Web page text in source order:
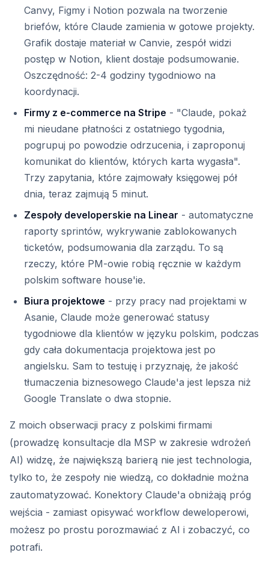
Canvy, Figmy i Notion pozwala na tworzenie
briefów, które Claude zamienia w gotowe projekty.
Grafik dostaje materiał w Canvie, zespół widzi
postęp w Notion, klient dostaje podsumowanie.
Oszczędność: 2-4 godziny tygodniowo na
koordynacji.
Firmy z e-commerce na Stripe - "Claude, pokaż
mi nieudane płatności z ostatniego tygodnia,
pogrupuj po powodzie odrzucenia, i zaproponuj
komunikat do klientów, których karta wygasła".
Trzy zapytania, które zajmowały księgowej pół
dnia, teraz zajmują 5 minut.
Zespoły developerskie na Linear - automatyczne
raporty sprintów, wykrywanie zablokowanych
ticketów, podsumowania dla zarządu. To są
rzeczy, które PM-owie robią ręcznie w każdym
polskim software house'ie.
Biura projektowe - przy pracy nad projektami w
Asanie, Claude może generować statusy
tygodniowe dla klientów w języku polskim, podczas
gdy cała dokumentacja projektowa jest po
angielsku. Sam to testuję i przyznaję, że jakość
tłumaczenia biznesowego Claude'a jest lepsza niż
Google Translate o dwa stopnie.
Z moich obserwacji pracy z polskimi firmami
(prowadzę konsultacje dla MSP w zakresie wdrożeń
AI) widzę, że największą barierą nie jest technologia,
tylko to, że zespoły nie wiedzą, co dokładnie można
zautomatyzować. Konektory Claude'a obniżają próg
wejścia - zamiast opisywać workflow deweloperowi,
możesz po prostu porozmawiać z AI i zobaczyć, co
potrafi.